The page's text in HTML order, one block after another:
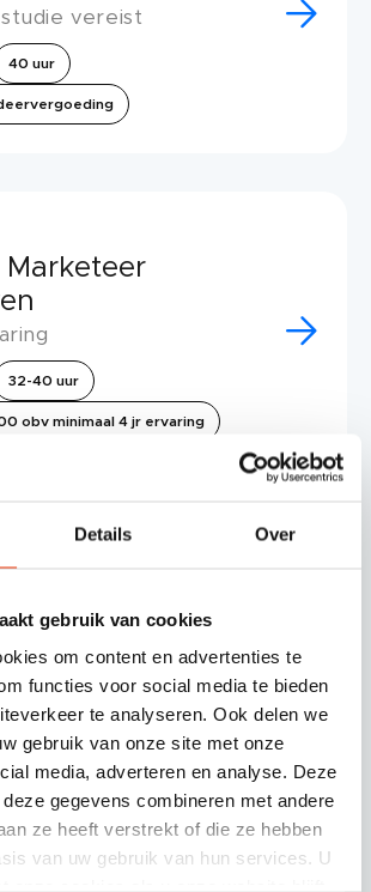
Details Over
gebruik van cookies
om content en advertenties te
functies voor social media te bieden
te analyseren. Ook delen we
gebruik van onze site met onze
media, adverteren en analyse. Deze
gegevens combineren met andere
ze heeft verstrekt of die ze hebben
van uw gebruik van hun services. U
vereist
40 uur
32-40 uur
obv minimaal 4 jr ervaring
vereist